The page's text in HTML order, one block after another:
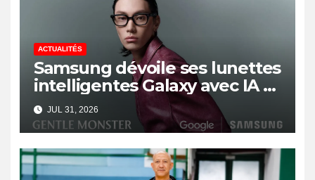
ACTUALITÉS
Samsung dévoile ses lunettes
intelligentes Galaxy avec IA et
Gemini
JUL 31, 2026